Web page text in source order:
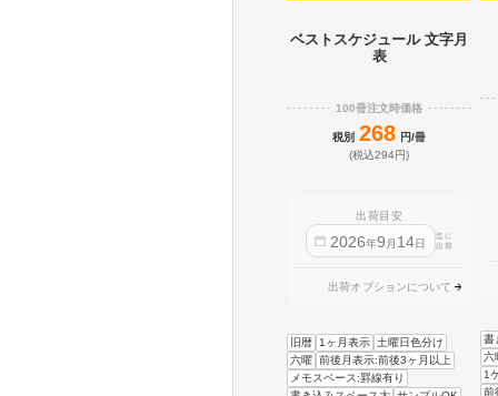
ベストスケジュール 文字月
表
100冊注文時価格
税別 268 円/冊
(税込294円)
出荷目安
2026年9 月 14日
迄に
出荷
出荷オプションについて
旧暦 1ヶ月表示
土曜日色分け
六曜 前後月表示:前後3ヶ月以上
メモスペース:罫線有り
書
六
1
前